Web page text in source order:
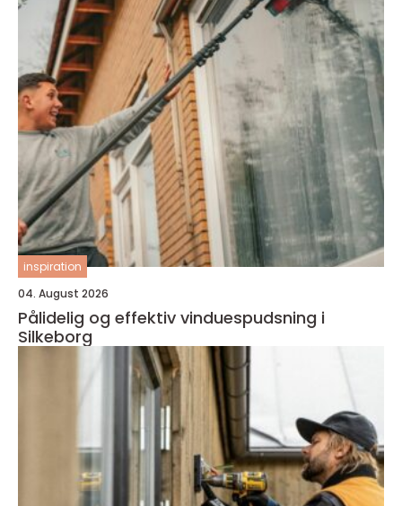
inspiration
04. August 2026
Pålidelig og effektiv vinduespudsning i
Silkeborg